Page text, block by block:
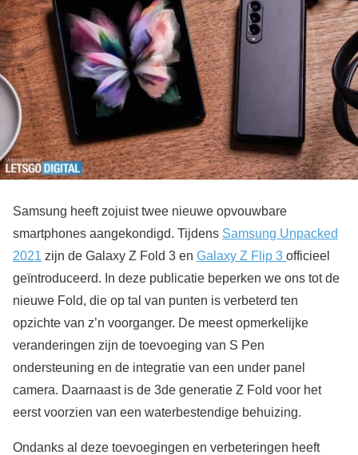
Samsung heeft zojuist twee nieuwe opvouwbare
smartphones aangekondigd. Tijdens Samsung Unpacked
2021 zijn de Galaxy Z Fold 3 en Galaxy Z Flip 3 officieel
geïntroduceerd. In deze publicatie beperken we ons tot de
nieuwe Fold, die op tal van punten is verbeterd ten
opzichte van z’n voorganger. De meest opmerkelijke
veranderingen zijn de toevoeging van S Pen
ondersteuning en de integratie van een under panel
camera. Daarnaast is de 3de generatie Z Fold voor het
eerst voorzien van een waterbestendige behuizing.
Ondanks al deze toevoegingen en verbeteringen heeft